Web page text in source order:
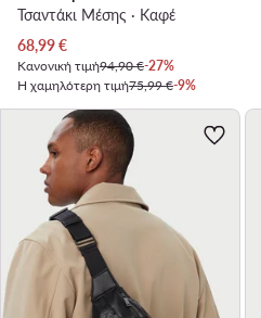
Τσαντάκι Μέσης · Καφέ
Τρέχουσα τιμή
68,99€
Κανονική τιμή94,90 €-27%
Η χαμηλότερη τιμή75,99 €-9%